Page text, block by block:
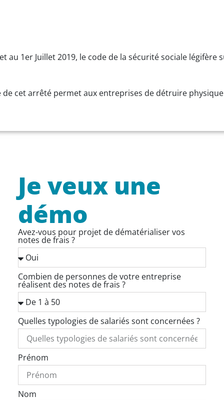
au 1er Juillet 2019, le code de la sécurité sociale
de cet arrêté permet aux entreprises de détruire
Je veux une
démo
Avez-vous pour projet de dématérialiser vos
notes de frais ?
Combien de personnes de votre entreprise
réalisent des notes de frais ?
Quelles typologies de salariés sont concernées ?
Prénom
Nom